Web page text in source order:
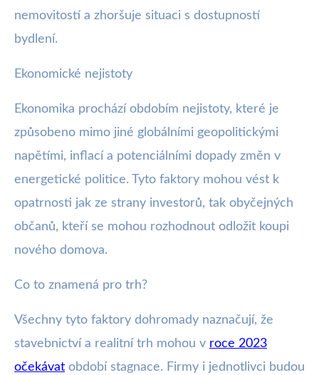
nemovitostí a zhoršuje situaci s dostupností
bydlení.
Ekonomické nejistoty
Ekonomika prochází obdobím nejistoty, které je
způsobeno mimo jiné globálními geopolitickými
napětími, inflací a potenciálními dopady změn v
energetické politice. Tyto faktory mohou vést k
opatrnosti jak ze strany investorů, tak obyčejných
občanů, kteří se mohou rozhodnout odložit koupi
nového domova.
Co to znamená pro trh?
Všechny tyto faktory dohromady naznačují, že
stavebnictví a realitní trh mohou v roce 2023
očekávat období stagnace. Firmy i jednotlivci budou